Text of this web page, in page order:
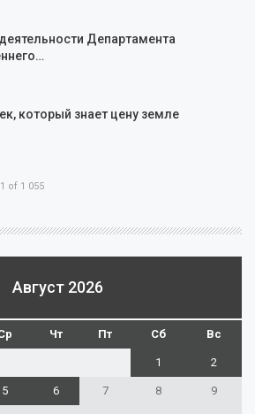
Департамента
который знает цену земле
1 of 1 055
Август 2026
Чт Пт Сб Вс
1 2
5 6 7 8 9